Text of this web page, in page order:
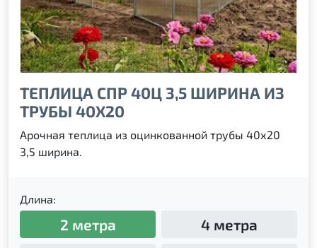
ТЕПЛИЦА СПР 40Ц 3,5 ШИРИНА ИЗ
ТРУБЫ 40Х20
Арочная теплица из оцинкованной трубы 40х20
3,5 ширина.
Длина:
2 метра
4 метра